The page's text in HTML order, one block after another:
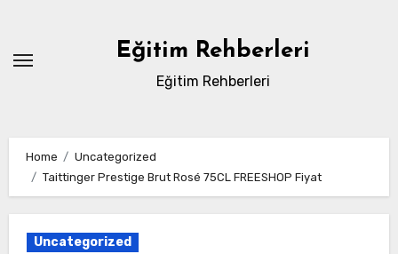
content
Eğitim Rehberleri
Eğitim Rehberleri
Home
Uncategorized
Taittinger Prestige Brut Rosé 75CL FREESHOP Fiyat
Uncategorized